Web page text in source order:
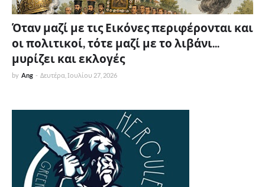
Όταν μαζί με τις Εικόνες περιφέρονται και
οι πολιτικοί, τότε μαζί με το λιβάνι...
μυρίζει και εκλογές
by Ang - Δευτέρα, Ιουλίου 27, 2026